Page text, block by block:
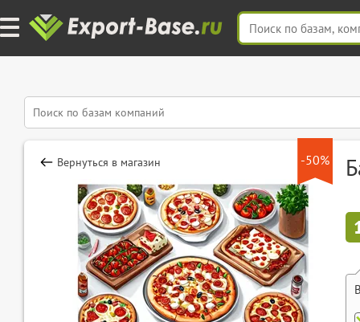
-50%
Вернуться в магазин